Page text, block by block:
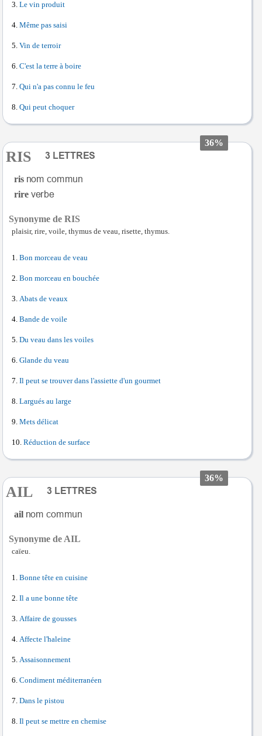
Le vin produit
Même pas saisi
Vin de terroir
C'est la terre à boire
Qui n'a pas connu le feu
Qui peut choquer
36%
RIS
ris
rire
Synonyme de RIS
plaisir, rire, voile, thymus de veau, risette, thymus.
Bon morceau de veau
Bon morceau en bouchée
Abats de veaux
Bande de voile
Du veau dans les voiles
Glande du veau
Il peut se trouver dans l'assiette d'un gourmet
Largués au large
Mets délicat
Réduction de surface
36%
AIL
ail
Synonyme de AIL
caïeu.
Bonne tête en cuisine
Il a une bonne tête
Affaire de gousses
Affecte l'haleine
Assaisonnement
Condiment méditerranéen
Dans le pistou
Il peut se mettre en chemise